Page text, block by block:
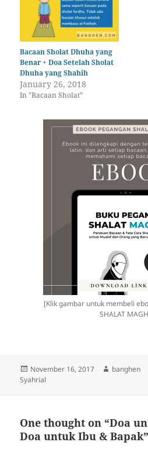
Bacaan Sholat Dhuha yang
Benar + Doa Setelah Sholat
Dhuha yang Shahih
January 26, 2018
In "Bacaan Sholat"
[Klik gambar untuk membeli
SHALAT
Posted
on
November 16, 2017 Author
banghen
Syahrial
One thought on “Doa
Doa untuk Ibu & Bapak”